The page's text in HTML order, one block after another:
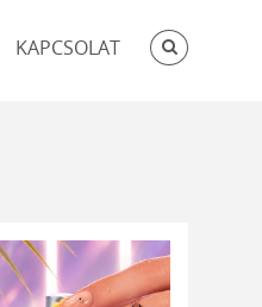
KAPCSOLAT